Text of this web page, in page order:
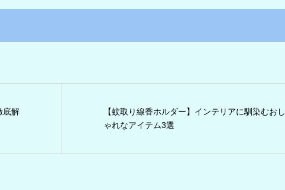
底解
【蚊取り線香ホルダー】インテリアに馴染むおし
ゃれなアイテム3選